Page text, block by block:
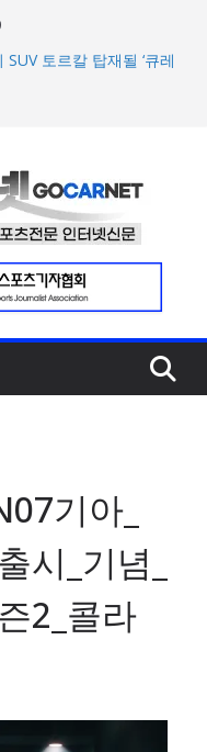
토르칼 탑재될 ‘큐레
호남지역 최초 브랜드
에서 최우수상 2개·본상
션 3종 출시… 11일
기아_
시_기념_
2_콜라